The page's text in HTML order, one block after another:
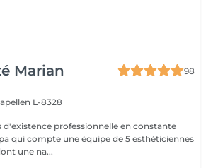
Marian
98
L-8328
d'existence professionnelle en constante
qui compte une équipe de 5 esthéticiennes
une na...